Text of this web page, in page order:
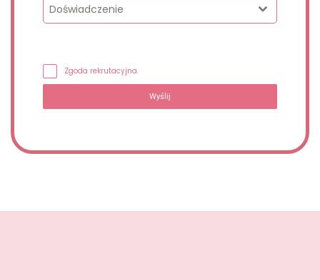
Doświadczenie
Zgoda rekrutacyjna.
Wyślij